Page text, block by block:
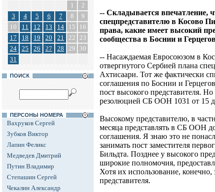
1
2
3
4 5 6 7 8
9
10
11 12 13 14 15
16
17
18 19 20 21 22 23
24
25 26 27 28 29
30
31
ПОИСК
ПЕРСОНЫ НОМЕРА
Вахруков Сергей
Зубков Виктор
Лапин Феликс
Медведев Дмитрий
Путин Владимир
Степашин Сергей
Чекалин Александр
-- Складывается впечатление,
спецпредставителю в Косово
права, какие имеет высокий
сообщества в Боснии и
-- Насаждаемая Евросоюзом в
отвергнутого Сербией плана
Ахтисаари. Тот же фактически
соглашения по Боснии и
пост высокого представителя.
резолюцией СБ ООН 1031 от 15
Высокому представителю, в
месяца представлять в СБ ООН
соглашения. Я знаю это не
занимать пост заместителя
Бильдта. Позднее у высокого
широкие полномочия,
Хотя их использование, конечно,
представителя.